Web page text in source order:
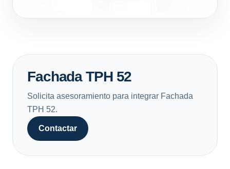
Fachada TPH 52
Solicita asesoramiento para integrar Fachada
TPH 52.
Contactar